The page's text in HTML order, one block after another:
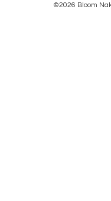
©2026 Bloom